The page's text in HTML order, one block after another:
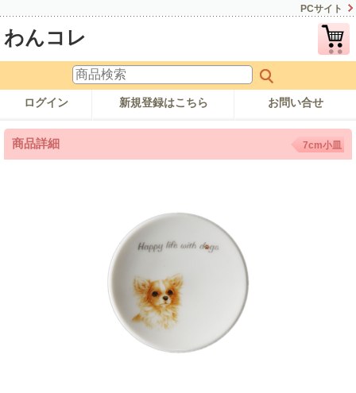
PCサイト
わんコレ
ログイン 新規登録はこちら お問い合せ
商品詳細 7cm小皿